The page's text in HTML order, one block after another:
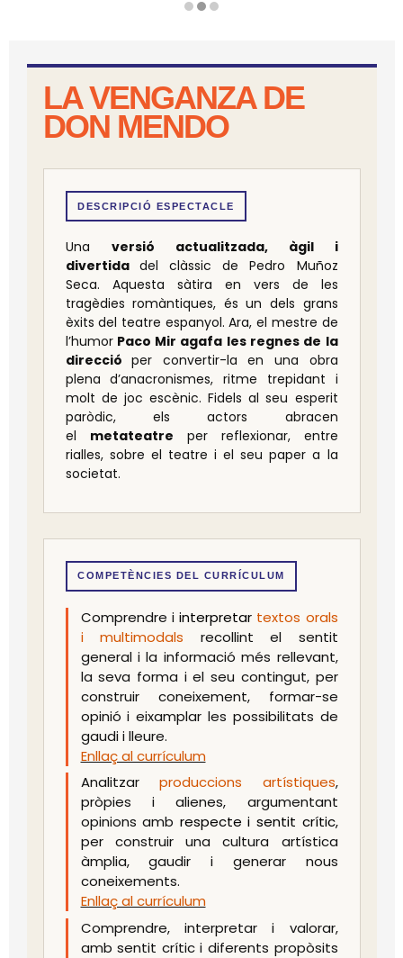
LA VENGANZA DE
DON MENDO
DESCRIPCIÓ ESPECTACLE
Una versió actualitzada, àgil i
divertida del clàssic de Pedro Muñoz
Seca. Aquesta sàtira en vers de les
tragèdies romàntiques, és un dels grans
èxits del teatre espanyol. Ara, el mestre de
l’humorPaco Mir agafa les regnes de la
direccióper convertir-la en una obra
plena d’anacronismes, ritme trepidant i
molt de joc escènic. Fidels al seu esperit
paròdic, els actors abracen
el metateatre per reflexionar, entre
rialles, sobre el teatre i el seu paper a la
societat.
COMPETÈNCIES DEL CURRÍCULUM
Comprendre i interpretar textos orals
i multimodals recollint el sentit
general i la informació més rellevant,
la seva forma i el seu contingut, per
construir coneixement, formar-se
opinió i eixamplar les possibilitats de
gaudi i lleure.
Enllaç al currículum
Analitzar produccions artístiques,
pròpies i alienes, argumentant
opinions amb respecte i sentit crític,
per construir una cultura artística
àmplia, gaudir i generar nous
coneixements.
Enllaç al currículum
Comprendre, interpretar i valorar,
amb sentit crític i diferents propòsits